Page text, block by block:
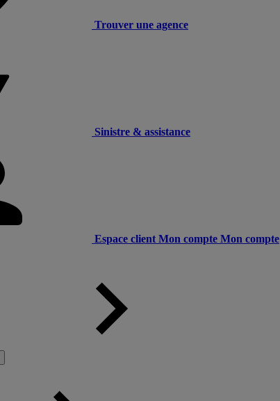
Trouver une agence
Sinistre & assistance
Espace client Mon compte Mon compte